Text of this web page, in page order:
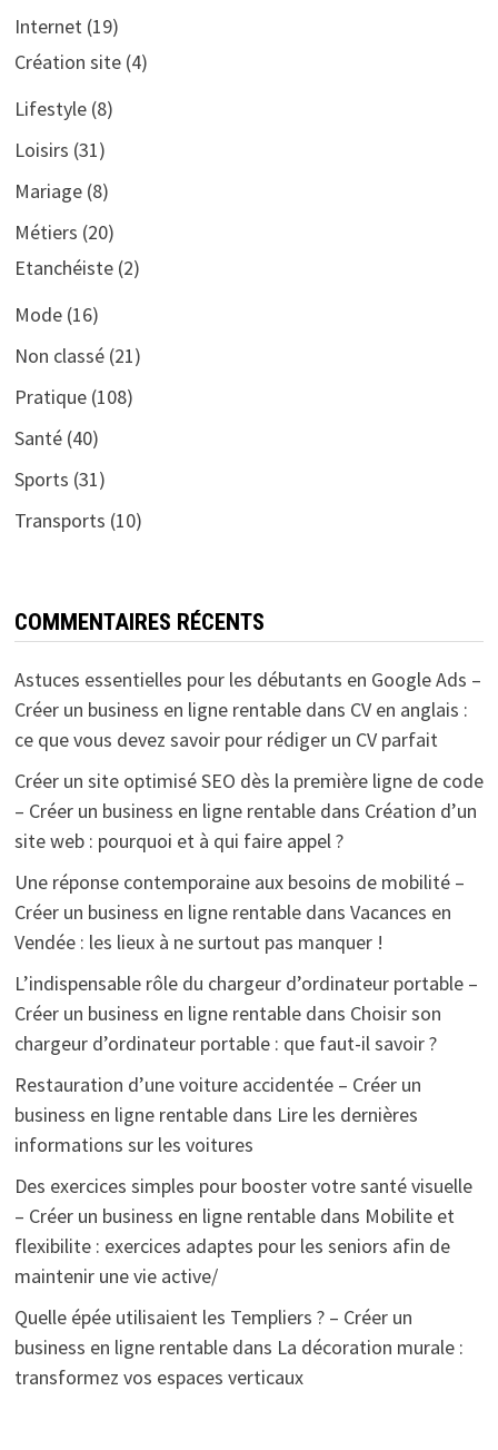
Internet(19)
Création site(4)
Lifestyle(8)
Loisirs (31)
Mariage(8)
Métiers (20)
Etanchéiste(2)
Mode(16)
Non classé(21)
Pratique(108)
Santé(40)
Sports (31)
Transports (10)
COMMENTAIRES RÉCENTS
Astuces essentielles pour les débutants en Google Ads –
Créer un business en ligne rentabledans CV en anglais :
ce que vous devez savoir pour rédiger un CV parfait
Créer un site optimisé SEO dès la première ligne de code
– Créer un business en ligne rentabledans Création d’un
site web : pourquoi et à qui faire appel ?
Une réponse contemporaine aux besoins de mobilité –
Créer un business en ligne rentabledans Vacances en
Vendée : les lieux à ne surtout pas manquer !
L’indispensable rôle du chargeur d’ordinateur portable –
Créer un business en ligne rentabledans Choisir son
chargeur d’ordinateur portable : que faut-il savoir ?
Restauration d’une voiture accidentée – Créer un
business en ligne rentabledans Lire les dernières
informations sur les voitures
Des exercices simples pour booster votre santé visuelle
– Créer un business en ligne rentabledans Mobilite et
flexibilite : exercices adaptes pour les seniors afin de
maintenir une vie active/
Quelle épée utilisaient les Templiers ? – Créer un
business en ligne rentabledans La décoration murale :
transformez vos espaces verticaux